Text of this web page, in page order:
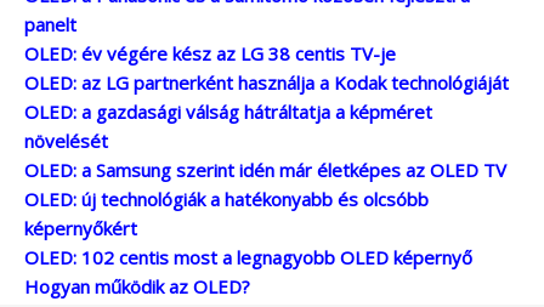
panelt
OLED: év végére kész az LG 38 centis TV-je
OLED: az LG partnerként használja a Kodak technológiáját
OLED: a gazdasági válság hátráltatja a képméret
növelését
OLED: a Samsung szerint idén már életképes az OLED TV
OLED: új technológiák a hatékonyabb és olcsóbb
képernyőkért
OLED: 102 centis most a legnagyobb OLED képernyő
Hogyan működik az OLED?